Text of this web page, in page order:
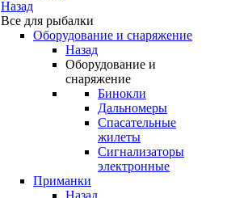
Назад
Все для рыбалки
Оборудование и снаряжение
Назад
Оборудование и
снаряжение
Бинокли
Дальномеры
Спасательные
жилеты
Сигнализаторы
электронные
Приманки
Назад